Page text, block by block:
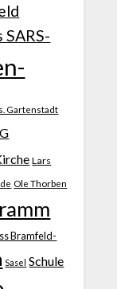
Gartenstadt
Lars
Ole Thorben
Bramfeld-
Sasel Schule